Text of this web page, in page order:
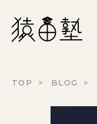
猿田塾
TOP BLOG